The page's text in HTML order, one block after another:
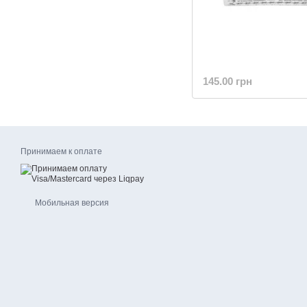
145.00 грн
Принимаем к оплате
Мобильная версия